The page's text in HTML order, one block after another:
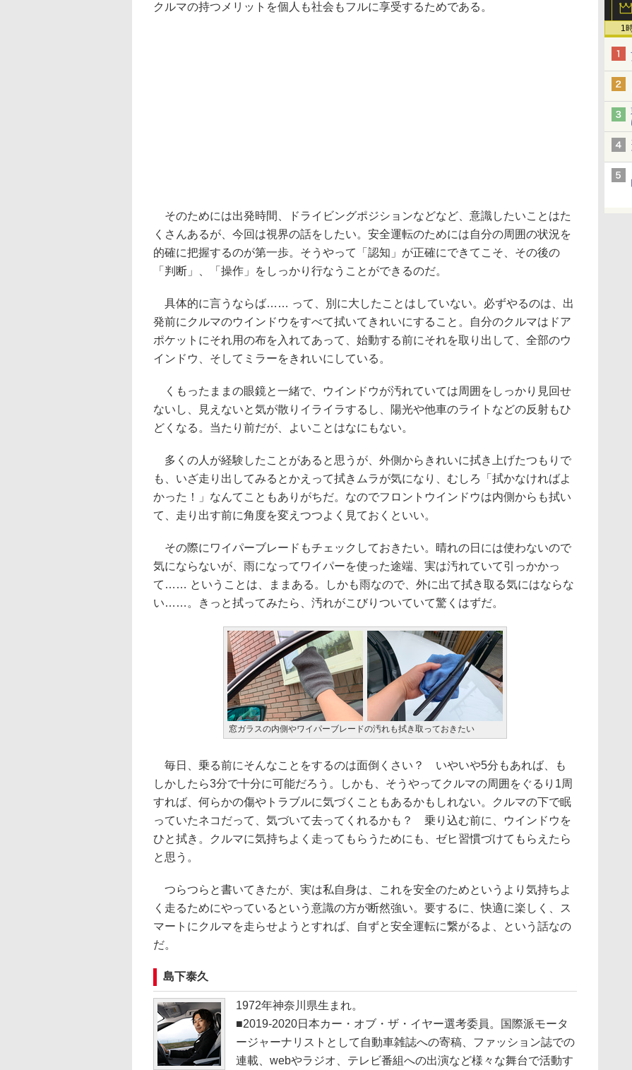
1
クルマの持つメリットを個人も社会もフルに享受するためである。
そのためには出発時間、ドライビングポジションなどなど、意識したいことはた
くさんあるが、今回は視界の話をしたい。安全運転のためには自分の周囲の状況を
的確に把握するのが第一歩。そうやって「認知」が正確にできてこそ、その後の
「判断」、「操作」をしっかり行なうことができるのだ。
具体的に言うならば…… って、別に大したことはしていない。必ずやるのは、出
発前にクルマのウインドウをすべて拭いてきれいにすること。自分のクルマはドア
ポケットにそれ用の布を入れてあって、始動する前にそれを取り出して、全部のウ
インドウ、そしてミラーをきれいにしている。
くもったままの眼鏡と一緒で、ウインドウが汚れていては周囲をしっかり見回せ
ないし、見えないと気が散りイライラするし、陽光や他車のライトなどの反射もひ
どくなる。当たり前だが、よいことはなにもない。
多くの人が経験したことがあると思うが、外側からきれいに拭き上げたつもりで
も、いざ走り出してみるとかえって拭きムラが気になり、むしろ「拭かなければよ
かった！」なんてこともありがちだ。なのでフロントウインドウは内側からも拭い
て、走り出す前に角度を変えつつよく見ておくといい。
その際にワイパーブレードもチェックしておきたい。晴れの日には使わないので
気にならないが、雨になってワイパーを使った途端、実は汚れていて引っかかっ
て…… ということは、ままある。しかも雨なので、外に出て拭き取る気にはならな
い……。きっと拭ってみたら、汚れがこびりついていて驚くはずだ。
窓ガラスの内側やワイパーブレードの汚れも拭き取っておきたい
毎日、乗る前にそんなことをするのは面倒くさい？ いやいや5分もあれば、も
しかしたら3分で十分に可能だろう。しかも、そうやってクルマの周囲をぐるり1周
すれば、何らかの傷やトラブルに気づくこともあるかもしれない。クルマの下で眠
っていたネコだって、気づいて去ってくれるかも？ 乗り込む前に、ウインドウを
ひと拭き。クルマに気持ちよく走ってもらうためにも、ゼヒ習慣づけてもらえたら
と思う。
つらつらと書いてきたが、実は私自身は、これを安全のためというより気持ちよ
く走るためにやっているという意識の方が断然強い。要するに、快適に楽しく、ス
マートにクルマを走らせようとすれば、自ずと安全運転に繋がるよ、という話なの
だ。
島下泰久
1972年神奈川県生まれ。
■2019-2020日本カー・オブ・ザ・イヤー選考委員。国際派モータ
ージャーナリストとして自動車雑誌への寄稿、ファッション誌での
連載、webやラジオ、テレビ番組への出演など様々な舞台で活動す